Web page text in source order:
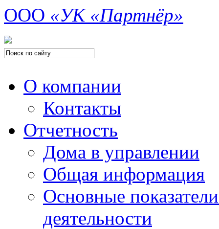
ООО «УК «Партнёр»
О компании
Контакты
Отчетность
Дома в управлении
Общая информация
Основные
деятельности